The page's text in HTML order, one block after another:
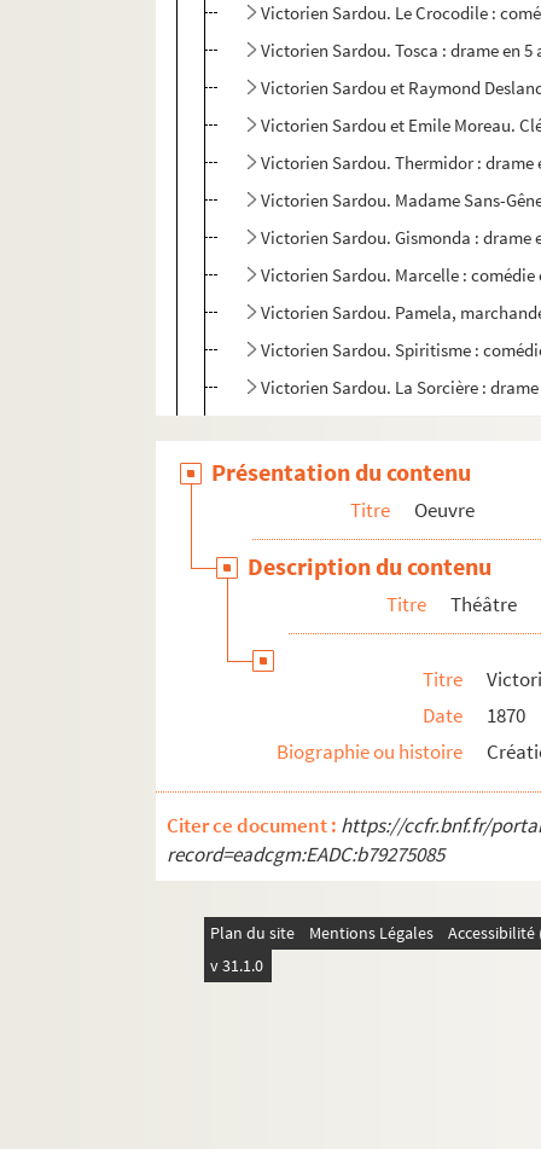
Victorien Sardou. Le Crocodile :
Victorien Sardou. Tosca : drame en 5
Victorien Sardou et Raymond
Victorien Sardou et Emile Moreau.
Victorien Sardou. Thermidor : drame
Victorien Sardou. Madame Sans-
Victorien Sardou. Gismonda : drame
Victorien Sardou. Marcelle : comédie
Victorien Sardou. Pamela,
Victorien Sardou. Spiritisme :
Victorien Sardou. La Sorcière :
Victorien Sardou et Emile Moreau.
Romans
Notes et brouillons
Autres
Famille Sardou
Présentation du contenu
Titre Oeuvre
Description du contenu
Titre Théâtre
Titre
Date
1870
Biographie ou histoire
Citer ce document : https://ccfr.bnf.fr/
record=eadcgm:EADC:b79275085
Plan du site Mentions Légales
v 31.1.0